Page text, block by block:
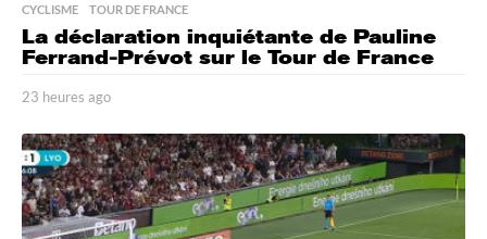
CYCLISME ,TOUR DE FRANCE
La déclaration inquiétante de Pauline
Ferrand-Prévot sur le Tour de France
23 heures ago
h
e
u
r
e